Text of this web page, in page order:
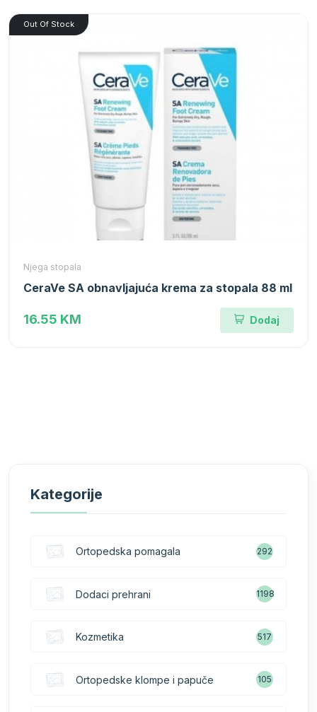
Out Of Stock
Njega stopala
CeraVe SA obnavljajuća krema za stopala 88 ml
16.55 KM Dodaj
Kategorije
Ortopedska pomagala 292
Dodaci prehrani 1198
Kozmetika 517
Ortopedske klompe i papuče 105